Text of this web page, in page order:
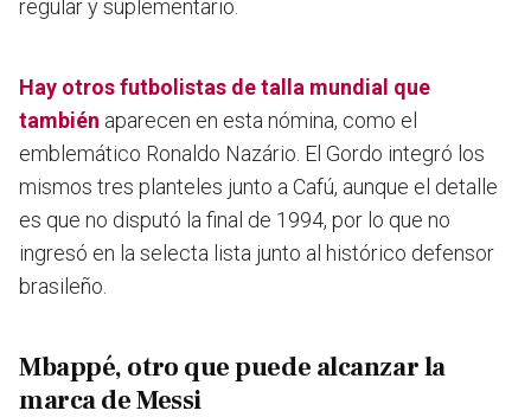
regular y suplementario.
Hay otros futbolistas de talla mundial que
también aparecen en esta nómina, como el
emblemático Ronaldo Nazário. El Gordo integró los
mismos tres planteles junto a Cafú, aunque el detalle
es que no disputó la final de 1994, por lo que no
ingresó en la selecta lista junto al histórico defensor
brasileño.
Mbappé, otro que puede alcanzar la
marca de Messi